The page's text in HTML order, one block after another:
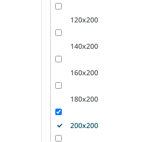
120x200
140x200
160x200
180x200
200x200